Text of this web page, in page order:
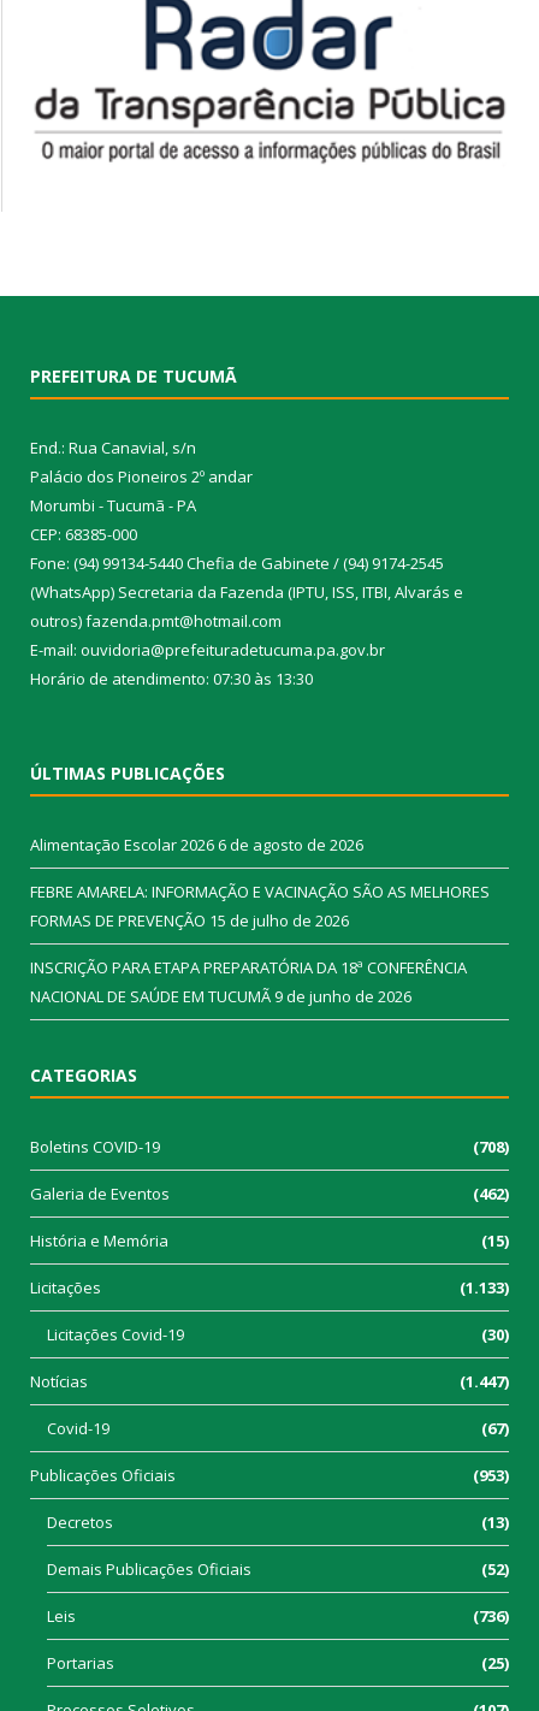
PREFEITURA DE TUCUMÃ
End.: Rua Canavial, s/n
Palácio dos Pioneiros 2º andar
Morumbi - Tucumã - PA
CEP: 68385-000
Fone: (94) 99134-5440 Chefia de Gabinete / (94) 9174-2545
(WhatsApp) Secretaria da Fazenda (IPTU, ISS, ITBI, Alvarás e
outros) fazenda.pmt@hotmail.com
E-mail: ouvidoria@prefeituradetucuma.pa.gov.br
Horário de atendimento: 07:30 às 13:30
ÚLTIMAS PUBLICAÇÕES
Alimentação Escolar 20266 de agosto de 2026
FEBRE AMARELA: INFORMAÇÃO E VACINAÇÃO SÃO AS MELHORES
FORMAS DE PREVENÇÃO 15 de julho de 2026
INSCRIÇÃO PARA ETAPA PREPARATÓRIA DA 18ª CONFERÊNCIA
NACIONAL DE SAÚDE EM TUCUMÃ9 de junho de 2026
CATEGORIAS
Boletins COVID-19 (708)
Galeria de Eventos (462)
História e Memória (15)
Licitações (1.133)
Licitações Covid-19 (30)
Notícias (1.447)
Covid-19 (67)
Publicações Oficiais (953)
Decretos (13)
Demais Publicações Oficiais (52)
Leis (736)
Portarias (25)